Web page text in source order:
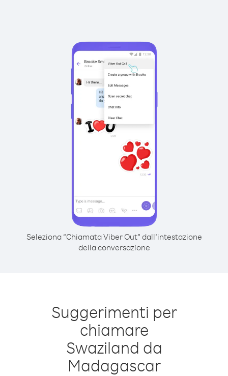
Seleziona “Chiamata Viber Out” dall’intestazione
della conversazione
Suggerimenti per
chiamare
Swaziland da
Madagascar